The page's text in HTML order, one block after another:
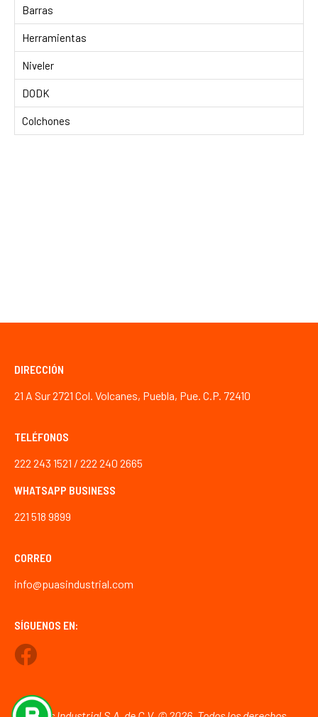
Barras
Herramientas
Niveler
DODK
Colchones
DIRECCIÓN
21 A Sur 2721 Col. Volcanes, Puebla, Pue. C.P. 72410
TELÉFONOS
222 243 1521 / 222 240 2665
WHATSAPP BUSINESS
221 518 9899
CORREO
info@puasindustrial.com
SÍGUENOS EN: